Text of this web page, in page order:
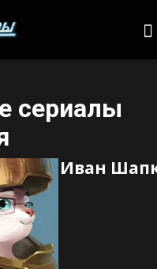
сериалы
Иван